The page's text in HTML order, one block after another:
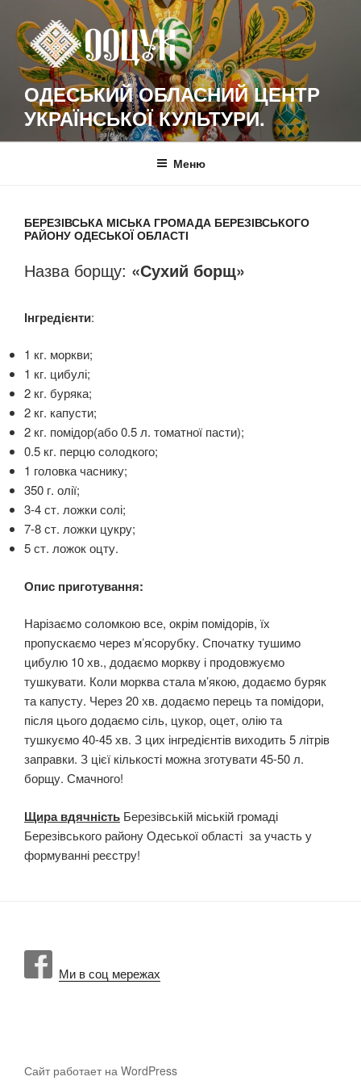
содержимому
ОДЕСЬКИЙ ОБЛАСНИЙ ЦЕНТР
УКРАЇНСЬКОЇ КУЛЬТУРИ.
Меню
БЕРЕЗІВСЬКА МІСЬКА ГРОМАДА БЕРЕЗІВСЬКОГО
РАЙОНУ ОДЕСЬКОЇ ОБЛАСТІ
Назва борщу: «Сухий борщ»
Інгредієнти:
1 кг. моркви;
1 кг. цибулі;
2 кг. буряка;
2 кг. капусти;
2 кг. помідор(або 0.5 л. томатної пасти);
0.5 кг. перцю солодкого;
1 головка часнику;
350 г. олії;
3-4 ст. ложки солі;
7-8 ст. ложки цукру;
5 ст. ложок оцту.
Опис приготування:
Нарізаємо соломкою все, окрім помідорів, їх
пропускаємо через м’ясорубку. Спочатку тушимо
цибулю 10 хв., додаємо моркву і продовжуємо
тушкувати. Коли морква стала м’якою, додаємо буряк
та капусту. Через 20 хв. додаємо перець та помідори,
після цього додаємо сіль, цукор, оцет, олію та
тушкуємо 40-45 хв. З цих інгредієнтів виходить 5 літрів
заправки. З цієї кількості можна зготувати 45-50 л.
борщу. Смачного!
Щира вдячність Березівській міській громаді
Березівського району Одеської області за участь у
формуванні реєстру!
Ми в соц мережах
Сайт работает на WordPress